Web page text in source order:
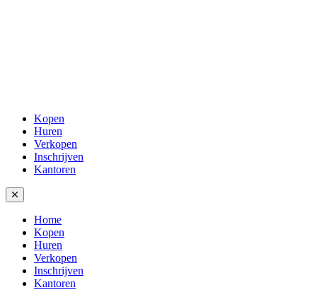
Kopen
Huren
Verkopen
Inschrijven
Kantoren
Home
Kopen
Huren
Verkopen
Inschrijven
Kantoren